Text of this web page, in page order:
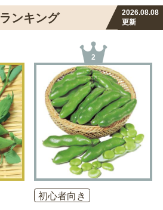
ランキング
2026.08.08
更新
2
初心者向き